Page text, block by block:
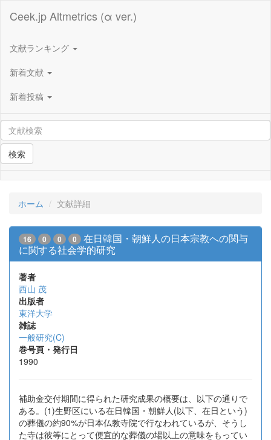
Ceek.jp Altmetrics (α ver.)
文献ランキング
新着文献
新着投稿
検索
ホーム 文献詳細
16 0 0 0
在日韓国・朝鮮人の日本宗教への関与
に関する社会学的研究
著者
西山 茂
出版者
東洋大学
雑誌
一般研究(C)
巻号頁・発行日
1990
補助金交付期間に得られた研究成果の概要は、以下の通りで
ある。(1)生野区にいる在日韓国・朝鮮人(以下、在日という)
の葬儀の約90%が日本仏教寺院で行なわれているが、そうし
た寺は彼等にとって便宜的な葬儀の場以上の意味をもってい